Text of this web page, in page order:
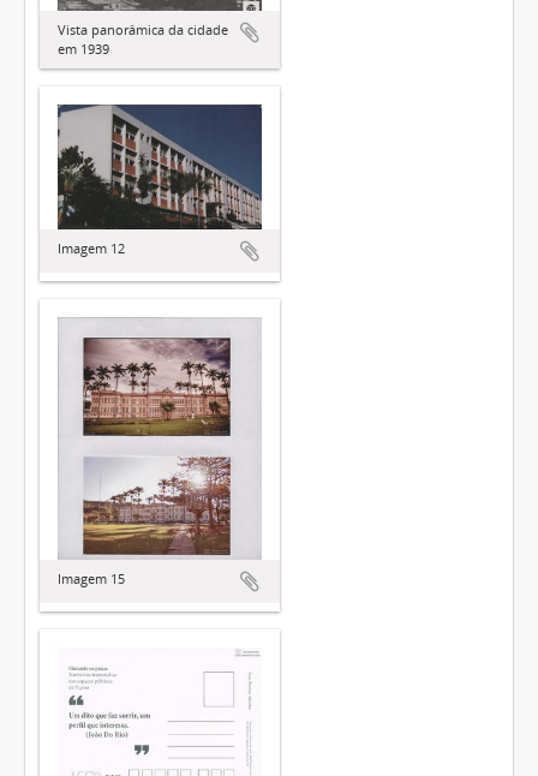
Vista panorâmica da cidade
em 1939
Imagem 12
Imagem 15